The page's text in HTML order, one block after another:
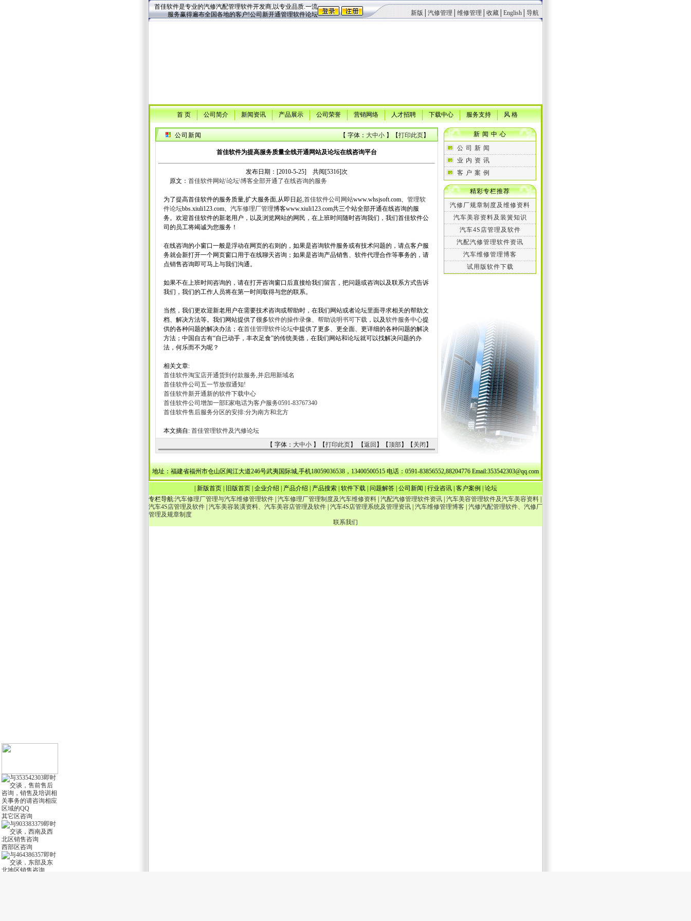
首佳软件是专业的汽修汽配管理软件开发商,以专业品质.一流
服务赢得遍布全国各地的客户!公司新开通管理软件论坛
新版 汽修管理 维修管理 收藏 English 导航
首 页 公司简介 新闻资讯 产品展示 公司荣誉 营销网络 人才招聘 下载中心 服务支持 风 格
公司新闻 【 字体：大中小】【打印此页】
首佳软件为提高服务质量全线开通网站及论坛在线咨询平台
发布日期：[2010-5-25] 共阅[5316]次
原文： 首佳软件网站\论坛\博客全部开通了在线咨询的服务
为了提高首佳软件的服务质量,扩大服务面,从即日起,首佳软件公司网站www.whsjsoft.com、 管理软
件论坛bbs.xiuli123.com、 汽车修理厂管理博客www.xiuli123.com共三个站全部开通在线咨询的服
务。欢迎首佳软件的新老用户，以及浏览网站的网民，在上班时间随时咨询我们，我们首佳软件公
司的员工将竭诚为您服务！
在线咨询的小窗口一般是浮动在网页的右则的，如果是咨询软件服务或有技术问题的，请点客户服
务就会新打开一个网页窗口用于在线聊天咨询；如果是咨询产品销售、软件代理合作等事务的，请
点销售咨询即可马上与我们沟通。
如果不在上班时间咨询的，请在打开咨询窗口后直接给我们留言，把问题或咨询以及联系方式告诉
我们，我们的工作人员将在第一时间取得与您的联系。
当然，我们更欢迎新老用户在需要技术咨询或帮助时，在我们网站或者论坛里面寻求相关的帮助文
档、解决方法等。我们网站提供了很多软件的操作录像、帮助说明书可下载，以及软件服务中心提
供的各种问题的解决办法；在首佳管理软件论坛中提供了更多、更全面、更详细的各种问题的解决
方法；中国自古有“自已动手，丰衣足食”的传统美德，在我们网站和论坛就可以找解决问题的办
法，何乐而不为呢？
相关文章:
首佳软件淘宝店开通货到付款服务,并启用新域名
首佳软件公司五一节放假通知!
首佳软件新开通新的软件下载中心
首佳软件公司增加一部E家电话为客户服务0591-83767340
首佳软件售后服务分区的安排:分为南方和北方
本文摘自: 首佳管理软件及汽修论坛
【 字体： 大中小】【打印此页】 【返回 】【顶部】【 关闭 】
新 闻 中 心
公 司 新 闻
业 内 资 讯
客 户 案 例
精彩专栏推荐
汽修厂规章制度及维修资料
汽车美容资料及装簧知识
汽车4S店管理及软件
汽配汽修管理软件资讯
汽车维修管理博客
试用版软件下载
地址：福建省福州市仓山区闽江大道246号武夷国际城,手机18059036538，13400500515 电话：0591-83856552,88204776 Email:353542303@qq.com
新版首页| 旧版首页| 企业介绍 产品介绍 产品搜索| 软件下载| 问题解答| 公司新闻 行业咨讯| 客户案例
论坛
专栏导航:汽车修理厂管理与汽车维修管理软件 汽车修理厂管理制度及汽车维修资料 汽配汽修管理软件资讯 汽车美容管理软件及汽车美容资料
汽车4S店管理及软件 汽车美容装潢资料、汽车美容店管理及软件 汽车4S店管理系统及管理资讯 汽车维修管理博客 汽修汽配管理软件、汽修厂
管理及规章制度
联系我们
其它区咨询
西部区咨询